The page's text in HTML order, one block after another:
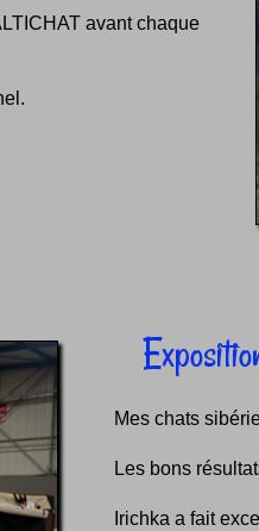
avant chaque
Mes chats
Les bons
Irichka a fait